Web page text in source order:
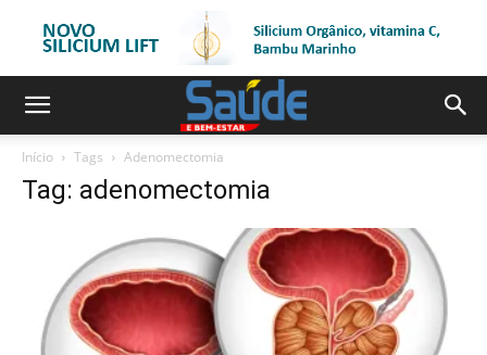
Início Tags Adenomectomia
Tag: adenomectomia